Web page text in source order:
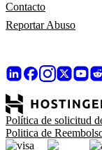
Contacto
Reportar Abuso
Política de solicitud
Politica de